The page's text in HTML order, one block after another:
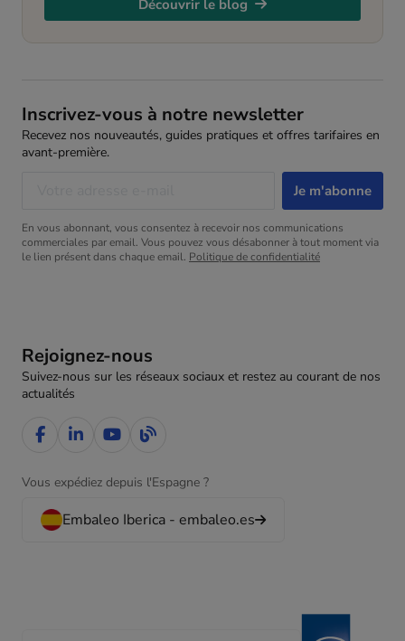
Découvrir le blog
Rejoignez-nous
Suivez-nous sur les réseaux sociaux et restez au courant de nos
actualités
Vous expédiez depuis l'Espagne ?
Embaleo Iberica - embaleo.es
Inscrivez-vous à notre newsletter
Recevez nos nouveautés, guides pratiques et offres tarifaires en
avant-première.
En vous abonnant, vous consentez à recevoir nos communications
commerciales par email. Vous pouvez vous désabonner à tout moment via
le lien présent dans chaque email. Politique de confidentialité